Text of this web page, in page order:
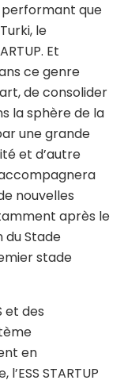
performant que
le
Et
ce genre
de consolider
la sphère de la
une grande
et d’autre
nouvelles
après le
du Stade
stade
et des
en
STARTUP